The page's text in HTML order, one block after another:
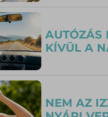
AUTÓZÁS
KÍVÜL A
NEM AZ